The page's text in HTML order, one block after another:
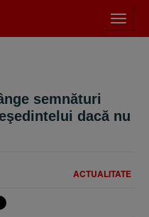
meniu
semnături
dacă nu
ACTUALITATE